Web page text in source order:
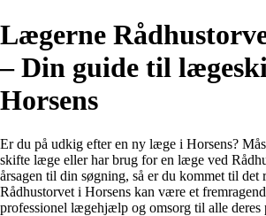
Lægerne
– Din guide til
Horsens
Er du på udkig efter en ny læge i Horsens?
skifte læge eller har brug for en læge ved
årsagen til din søgning, så er du kommet til det
Rådhustorvet i Horsens kan være et
professionel lægehjælp og omsorg til alle deres